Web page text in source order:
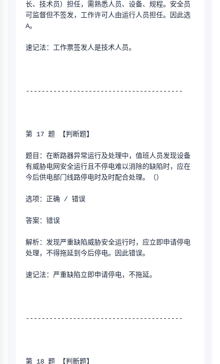
长、技术员）担任，需熟悉人员、设备、规程。安全员
可监督但不签发，工作许可人由运行人员担任。因此选
A。
速记法：工作票签发人是技术人员。
----------------------------------------
第 17 题 【判断题】
题目：在断路器异常运行及处理中，值班人员发现设备
有威胁电网安全运行且不停电难以消除的缺陷时，应在
今后供电部门线路停电时及时配合处理。（）
选项：正确 / 错误
答案：错误
解析：发现严重缺陷威胁安全运行时，应立即申请停电
处理，不得拖延到今后停电。因此错误。
速记法：严重缺陷立即申请停电，不拖延。
----------------------------------------
第 18 题 【判断题】